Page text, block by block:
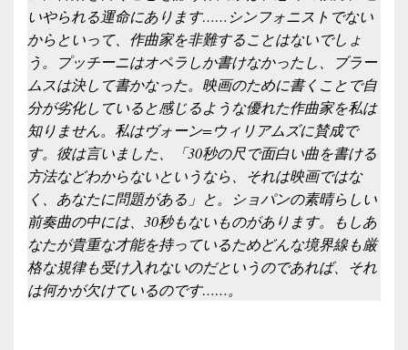
いやられる運命にあります……シンフォニストでない
からといって、作曲家を非難することはないでしょ
う。プッチーニはオペラしか書けなかったし、ブラー
ムスは決して書かなった。映画のために書くことで自
分が劣化していると感じるような優れた作曲家を私は
知りません。私はヴォーン=ウィリアムズに賛成で
す。彼は言いました、「30秒の尺で面白い曲を書ける
方法などわからないというなら、それは映画ではな
く、あなたに問題がある」と。ショパンの素晴らしい
前奏曲の中には、30秒もないものがあります。もしあ
なたが貴重な才能を持っているためどんな境界線も厳
格な規律も受け入れないのだというのであれば、それ
は何かが欠けているのです……。